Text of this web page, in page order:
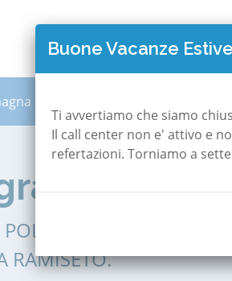
QUANTO COSTA
a
RAMISETO.
Buone Vacanze Estive
Ti avvertiamo che siamo
Il call center non e' attivo e
refertazioni. Torniamo a